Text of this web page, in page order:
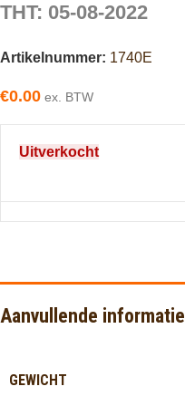
THT: 05-08-2022
Artikelnummer: 1740E
€0.00 ex. BTW
Uitverkocht
Aanvullende informatie
GEWICHT